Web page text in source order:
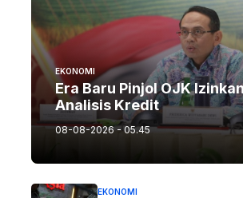
EKONOMI
Era Baru Pinjol OJK
Analisis Kredit
08-08-2026 - 05.45
EKONOMI